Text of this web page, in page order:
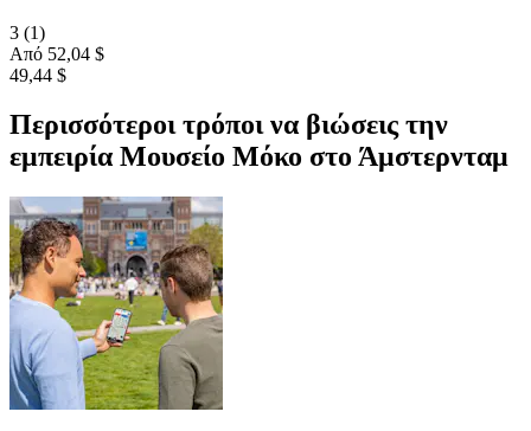
3 (1)
Από 52,04 $
49,44 $
Περισσότεροι τρόποι να βιώσεις την
εμπειρία Μουσείο Μόκο στο Άμστερνταμ